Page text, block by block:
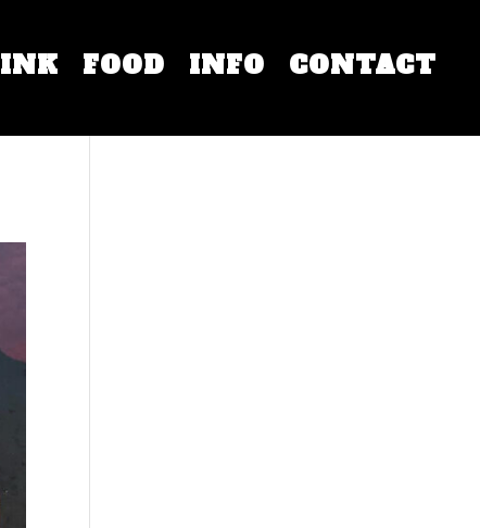
FOOD INFO CONTACT